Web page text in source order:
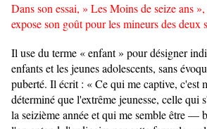
Dans son essai, » Les Moins de seize ans
expose son goût pour les mineurs des deux
Il use du terme « enfant » pour désigner
enfants et les jeunes adolescents, sans
puberté. Il écrit : « Ce qui me captive, c'est
déterminé que l'extrême jeunesse, celle qui
la seizième année et qui me semble être —